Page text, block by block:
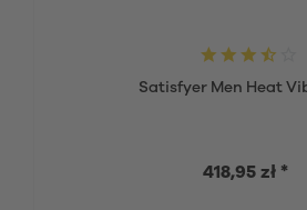
Satisfyer Men Heat
418,95 zł *